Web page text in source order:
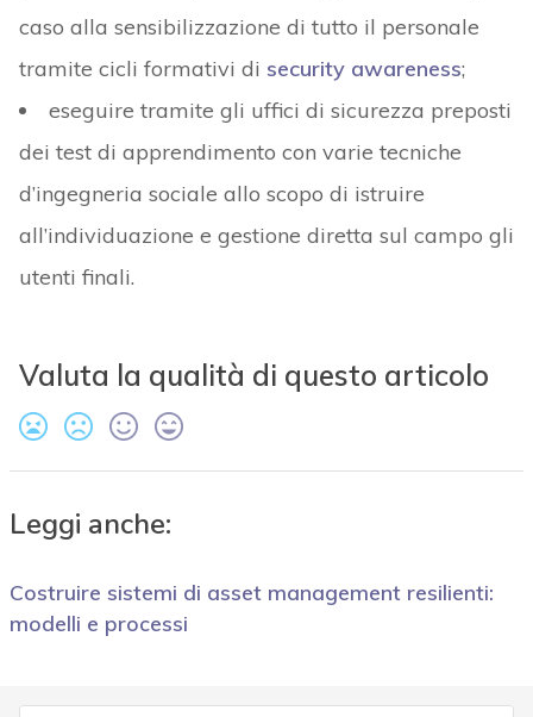
caso alla sensibilizzazione di tutto il personale
tramite cicli formativi di security awareness;
eseguire tramite gli uffici di sicurezza preposti
dei test di apprendimento con varie tecniche
d’ingegneria sociale allo scopo di istruire
all’individuazione e gestione diretta sul campo gli
utenti finali.
Valuta la qualità di questo articolo
Leggi anche:
Costruire sistemi di asset management resilienti:
modelli e processi